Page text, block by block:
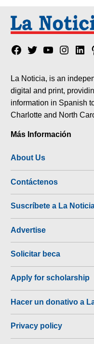
Facebook
TwitterYouTube
La Noticia, is an
digital and print,
information in Spanish
Charlotte and North
Más Información
About Us
Contáctenos
Suscríbete a La
Advertise
Solicitar beca
Apply for scholarship
Hacer un donativo a
Privacy policy